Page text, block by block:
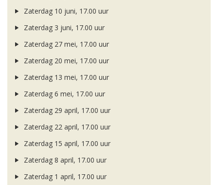
Zaterdag 10 juni, 17.00 uur
Zaterdag 3 juni, 17.00 uur
Zaterdag 27 mei, 17.00 uur
Zaterdag 20 mei, 17.00 uur
Zaterdag 13 mei, 17.00 uur
Zaterdag 6 mei, 17.00 uur
Zaterdag 29 april, 17.00 uur
Zaterdag 22 april, 17.00 uur
Zaterdag 15 april, 17.00 uur
Zaterdag 8 april, 17.00 uur
Zaterdag 1 april, 17.00 uur